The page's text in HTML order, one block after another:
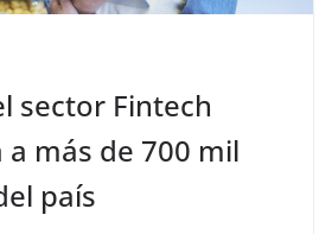
sector Fintech
más de 700 mil
país